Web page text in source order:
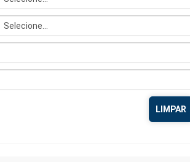
LIMPAR